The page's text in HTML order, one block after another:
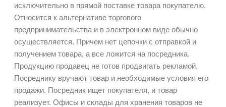
исключительно в прямой поставке товара покупателю.
Относится к альтернативе торгового
предпринимательства и в электронном виде обычно
осуществляется. Причем нет цепочки с отправкой и
получением товара, а все ложится на посредника.
Продукцию продавец не готов продвигать рекламой.
Посреднику вручают товар и необходимые условия его
продажи. Посредник ищет покупателя, и товар
реализует. Офисы и склады для хранения товаров не